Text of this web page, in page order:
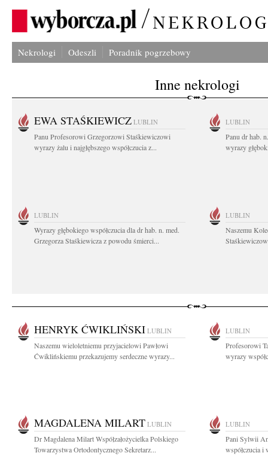
Nekrologi Odeszli Poradnik pogrzebowy
Inne nekrologi
EWA STAŚKIEWICZ LUBLIN
Panu Profesorowi Grzegorzowi Staśkiewiczowi
wyrazy żalu i najgłębszego współczucia z...
LUBLIN
Panu dr hab.
wyrazy
LUBLIN
Wyrazy głębokiego współczucia dla dr hab. n. med.
Grzegorza Staśkiewicza z powodu śmierci...
LUBLIN
Naszemu
HENRYK ĆWIKLIŃSKI LUBLIN
Naszemu wieloletniemu przyjacielowi Pawłowi
Ćwiklińskiemu przekazujemy serdeczne wyrazy...
LUBLIN
Profesorowi
wyrazy
MAGDALENA MILART LUBLIN
Dr Magdalena Milart Współzałożycielka Polskiego
Towarzystwa Ortodontycznego Sekretarz...
LUBLIN
Pani Sylwii
współczucia i